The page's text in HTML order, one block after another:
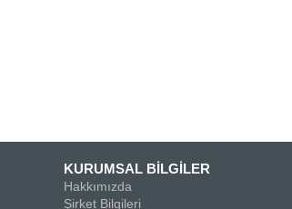
KURUMSAL BİLGİLER
Hakkımızda
Şirket Bilgileri